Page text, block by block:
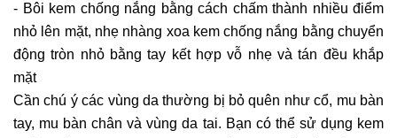
- Bôi kem chống nắng bằng cách chấm thành nhiều điểm
nhỏ lên mặt, nhẹ nhàng xoa kem chống nắng bằng chuyển
động tròn nhỏ bằng tay kết hợp vỗ nhẹ và tán đều khắp
mặt
Cần chú ý các vùng da thường bị bỏ quên như cổ, mu bàn
tay, mu bàn chân và vùng da tai. Bạn có thể sử dụng kem